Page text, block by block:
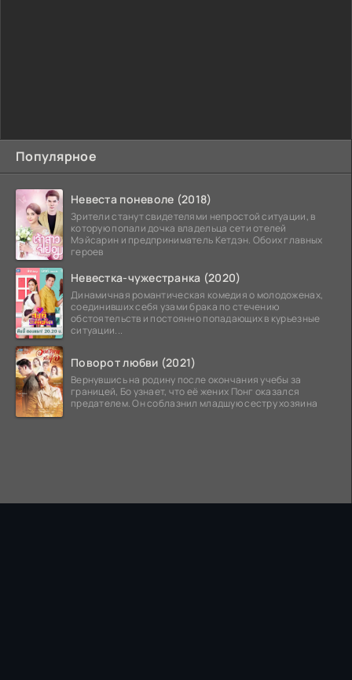
Популярное
Невеста поневоле (2018)
Зрители станут свидетелями непростой ситуации, в
которую попали дочка владельца сети отелей
Мэйсарин и предприниматель Кетдэн. Обоих главных
героев
Невестка-чужестранка (2020)
Динамичная романтическая комедия о молодоженах,
соединивших себя узами брака по стечению
обстоятельств и постоянно попадающих в курьезные
ситуации...
Поворот любви (2021)
Вернувшись на родину после окончания учебы за
границей, Бо узнает, что её жених Понг оказался
предателем. Он соблазнил младшую сестру хозяина